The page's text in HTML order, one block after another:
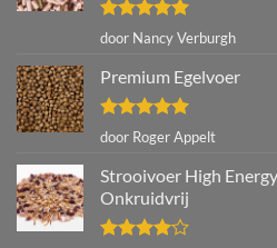
Gewaardeerd
door Nancy Verburgh
Premium Egelvoer
Gewaardeerd
uit 5
door Roger Appelt
Strooivoer High
Onkruidvrij